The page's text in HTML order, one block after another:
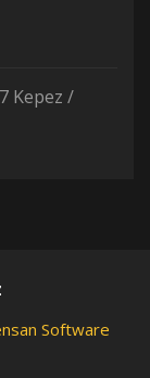
Kepez /
Software